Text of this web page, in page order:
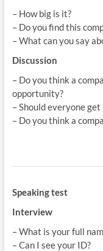
– How big is it?
– Do you find this
– What can you say
Discussion
– Do you think a
opportunity?
– Should everyone
– Do you think a
Speaking test
Interview
– What is your full
– Can I see your ID?